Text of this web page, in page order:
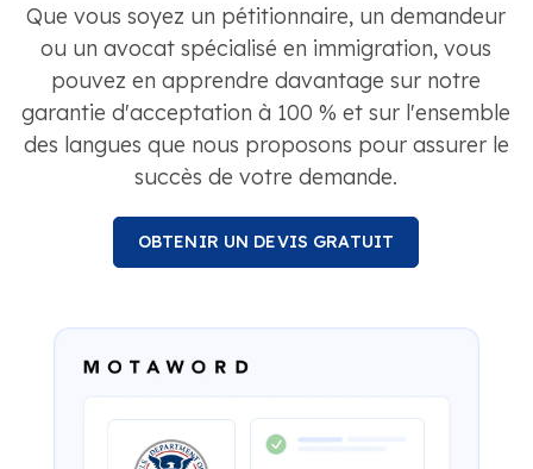
Que vous soyez un pétitionnaire, un demandeur
ou un avocat spécialisé en immigration, vous
pouvez en apprendre davantage sur notre
garantie d'acceptation à 100 % et sur l'ensemble
des langues que nous proposons pour assurer le
succès de votre demande.
OBTENIR UN DEVIS GRATUIT